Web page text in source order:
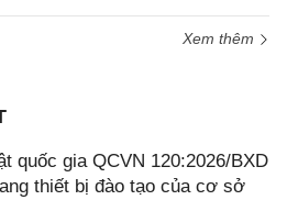
Xem thêm
quốc gia QCVN 120:2026/BXD
thiết bị đào tạo của cơ sở